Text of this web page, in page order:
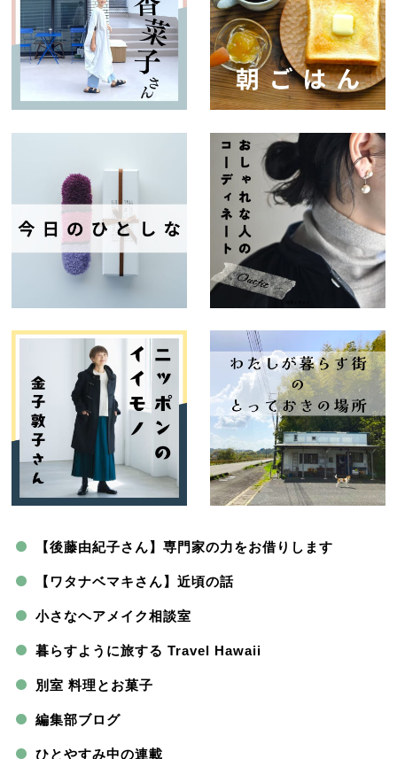
【後藤由紀子さん】専門家の力をお借りします
【ワタナベマキさん】近頃の話
小さなヘアメイク相談室
暮らすように旅する Travel Hawaii
別室 料理とお菓子
編集部ブログ
ひとやすみ中の連載